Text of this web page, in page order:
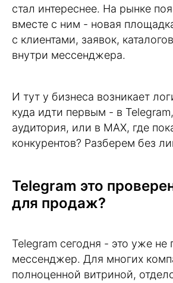
стал интереснее. На рынке
вместе с ним - новая
с клиентами, заявок,
внутри мессенджера.
И тут у бизнеса возникает
куда идти первым - в
аудитория, или в MAX, где
конкурентов? Разберем без
Telegram это
для продаж?
Telegram сегодня - это уже не
мессенджер. Для многих
полноценной витриной,